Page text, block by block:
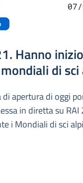
Hanno
di
di apertura di oggi
in diretta su RAI
i Mondiali di sci